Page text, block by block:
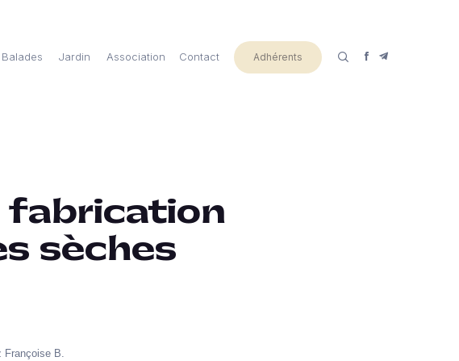
Balades Jardin Association Adhérents
Contact
fabrication
sèches
Françoise B.